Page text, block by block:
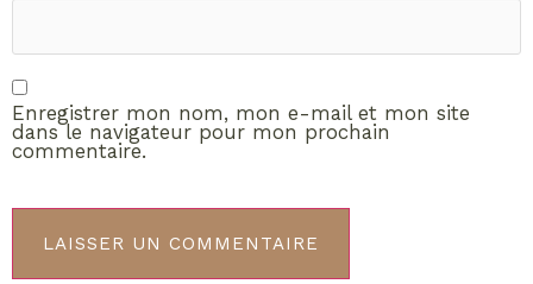
Enregistrer mon nom, mon e-mail et mon site
dans le navigateur pour mon prochain
commentaire.